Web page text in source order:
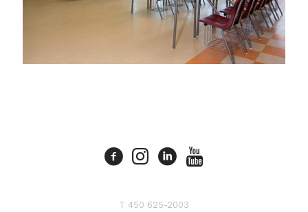
T 450 625-2003